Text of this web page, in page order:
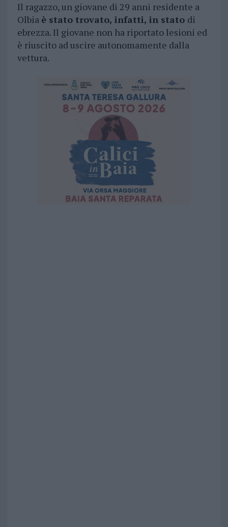
Il ragazzo, un giovane di 29 anni residente a
Olbia è stato trovato, infatti, in stato di
ebrezza. Il giovane non ha riportato lesioni ed
è riuscito ad uscire autonomamente dalla
vettura.